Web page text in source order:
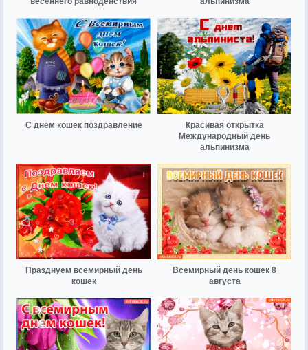
С днем кошек поздравление
Красивая открытка
Международный день
альпинизма
Празднуем всемирный день
кошек
Всемирный день кошек 8
августа